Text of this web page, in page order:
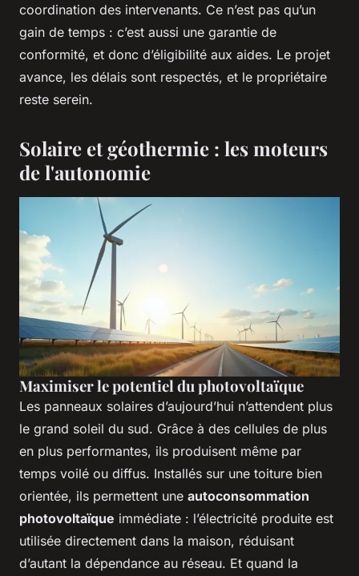
coordination des intervenants. Ce n’est pas qu’un
gain de temps : c’est aussi une garantie de
conformité, et donc d’éligibilité aux aides. Le projet
avance, les délais sont respectés, et le propriétaire
reste serein.
Solaire et géothermie : les moteurs
de l'autonomie
Maximiser le potentiel du photovoltaïque
Les panneaux solaires d’aujourd’hui n’attendent plus
le grand soleil du sud. Grâce à des cellules de plus
en plus performantes, ils produisent même par
temps voilé ou diffus. Installés sur une toiture bien
orientée, ils permettent une autoconsommation
photovoltaïque immédiate : l’électricité produite est
utilisée directement dans la maison, réduisant
d’autant la dépendance au réseau. Et quand la